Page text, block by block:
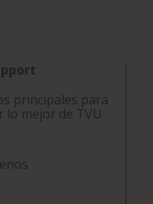
principales para
lo mejor de TVU